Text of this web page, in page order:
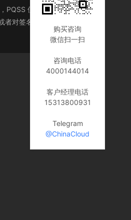
PQSS 使用经过理论论证
对签名效率要求较高的场
购买咨询
微信扫一扫
咨询电话
4000144014
客户经理电话
15313800931
Telegram
@ChinaCloud